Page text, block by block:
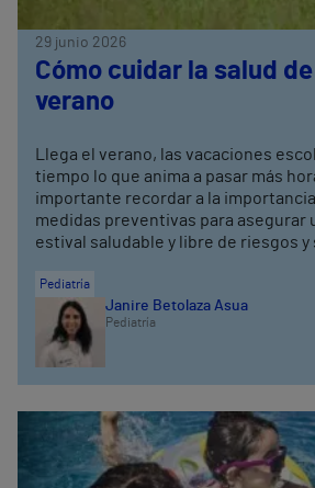
29 junio 2026
Cómo cuidar la salud
verano
Llega el verano, las vacaciones
tiempo lo que anima a pasar más
importante recordar a la
medidas preventivas para asegurar
estival saludable y libre de riesgos y
Pediatría
Janire Betolaza Asua
Pediatría